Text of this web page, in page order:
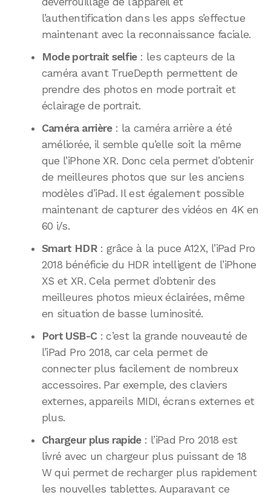
l’authentification dans les apps s’effectue
maintenant avec la reconnaissance faciale.
Mode portrait selfie: les capteurs de la
caméra avant TrueDepth permettent de
prendre des photos en mode portrait et
éclairage de portrait.
Caméra arrière: la caméra arrière a été
améliorée, il semble qu’elle soit la même
que l’iPhone XR. Donc cela permet d’obtenir
de meilleures photos que sur les anciens
modèles d’iPad. Il est également possible
maintenant de capturer des vidéos en 4K en
60 i/s.
Smart HDR: grâce à la puce A12X, l’iPad Pro
2018 bénéficie du HDR intelligent de l’iPhone
XS et XR. Cela permet d’obtenir des
meilleures photos mieux éclairées, même
en situation de basse luminosité.
Port USB-C : c’est la grande nouveauté de
l’iPad Pro 2018, car cela permet de
connecter plus facilement de nombreux
accessoires. Par exemple, des claviers
externes, appareils MIDI, écrans externes et
plus.
Chargeur plus rapide: l’iPad Pro 2018 est
livré avec un chargeur plus puissant de 18
W qui permet de recharger plus rapidement
les nouvelles tablettes. Auparavant ce